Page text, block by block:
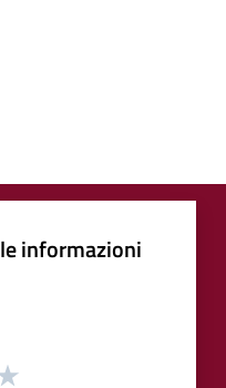
informazioni